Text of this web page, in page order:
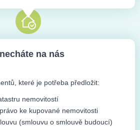
na nás
které je potřeba předložit:
nemovitostí
ke kupované nemovitosti
(smlouvu o smlouvě budoucí)